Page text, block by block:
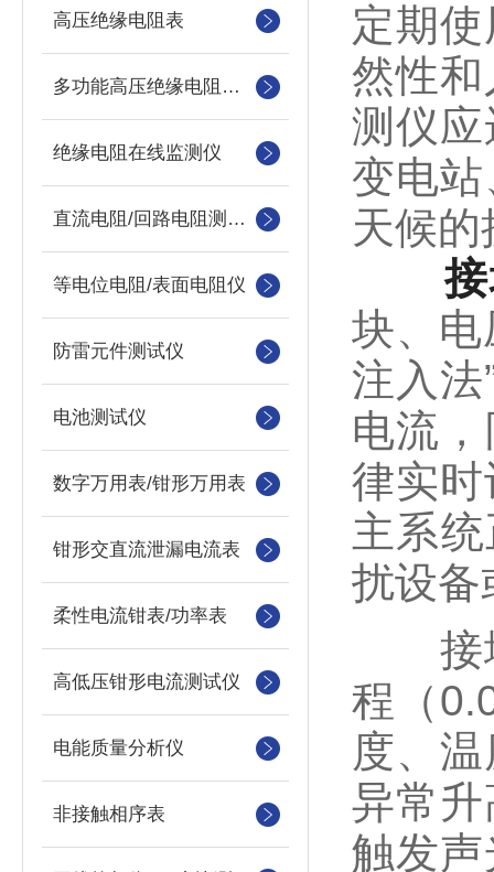
高压绝缘电阻表
多功能高压绝缘电阻测试仪
绝缘电阻在线监测仪
直流电阻/回路电阻测试仪
等电位电阻/表面电阻仪
防雷元件测试仪
电池测试仪
数字万用表/钳形万用表
钳形交直流泄漏电流表
柔性电流钳表/功率表
高低压钳形电流测试仪
电能质量分析仪
非接触相序表
定期
然性
测仪
变电
天候
块、电
注入法
电流
律实
主系
扰设备
接地
程（
度、
异常
触发